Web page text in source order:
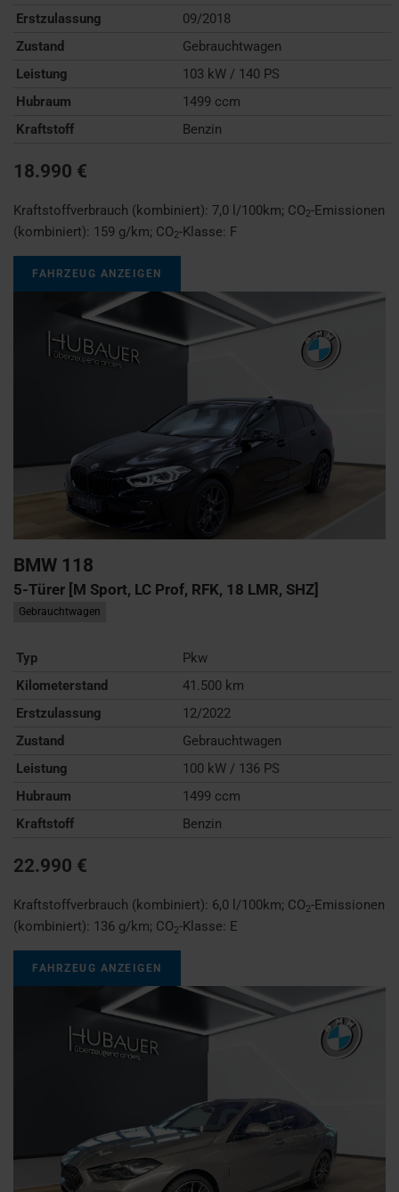
Erstzulassung
09/2018
Zustand
Gebrauchtwagen
Leistung
103 kW / 140 PS
Hubraum
1499 ccm
Kraftstoff
Benzin
18.990 €
Kraftstoffverbrauch (kombiniert): 7,0 l/100km; CO2-Emissionen
(kombiniert): 159 g/km; CO2-Klasse: F
FAHRZEUG ANZEIGEN
BMW 118
5-Türer [M Sport, LC Prof, RFK, 18 LMR, SHZ]
Gebrauchtwagen
Typ
Pkw
Kilometerstand
41.500 km
Erstzulassung
12/2022
Zustand
Gebrauchtwagen
Leistung
100 kW / 136 PS
Hubraum
1499 ccm
Kraftstoff
Benzin
22.990 €
Kraftstoffverbrauch (kombiniert): 6,0 l/100km; CO2-Emissionen
(kombiniert): 136 g/km; CO2-Klasse: E
FAHRZEUG ANZEIGEN